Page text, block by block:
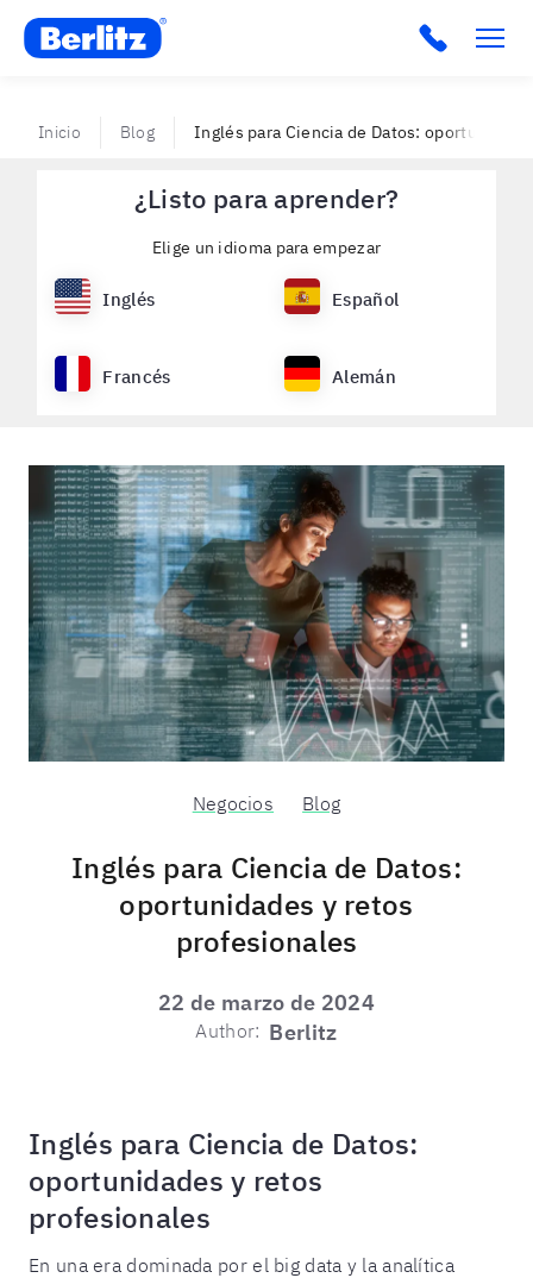
Berlitz VE
Inicio Blog Inglés para Ciencia de Datos:
¿Listo para aprender?
Elige un idioma para empezar
Inglés Español
Francés Alemán
Negocios Blog
Inglés para Ciencia de Datos:
oportunidades y retos
profesionales
22 de marzo de 2024
Author: Berlitz
Inglés para Ciencia de Datos:
oportunidades y retos
profesionales
En una era dominada por el big data y la analítica